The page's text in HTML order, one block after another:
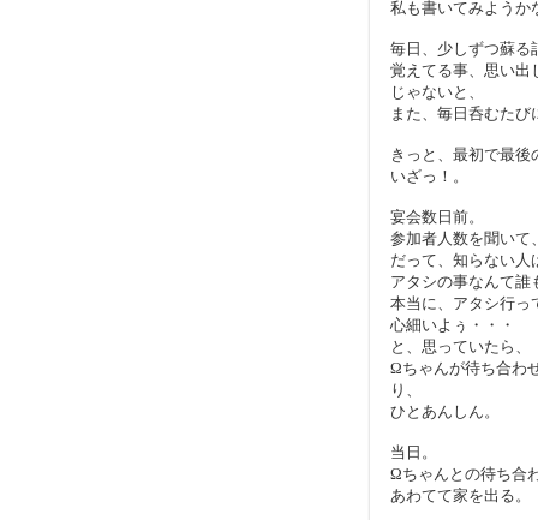
私も書いてみようか
毎日、少しずつ蘇る
覚えてる事、思い出
じゃないと、
また、毎日呑むた
きっと、最初で最後
いざっ！。
宴会数日前。
参加者人数を聞いて
だって、知らない人
アタシの事なんて誰
本当に、アタシ行っ
心細いよぅ・・・
と、思っていたら、
Ωちゃんが待ち合わ
り、
ひとあんしん。
当日。
Ωちゃんとの待ち合
あわてて家を出る。